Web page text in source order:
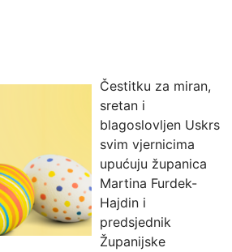
Čestitku za miran,
sretan i
blagoslovljen Uskrs
svim vjernicima
upućuju županica
Martina Furdek-
Hajdin i
predsjednik
Županijske